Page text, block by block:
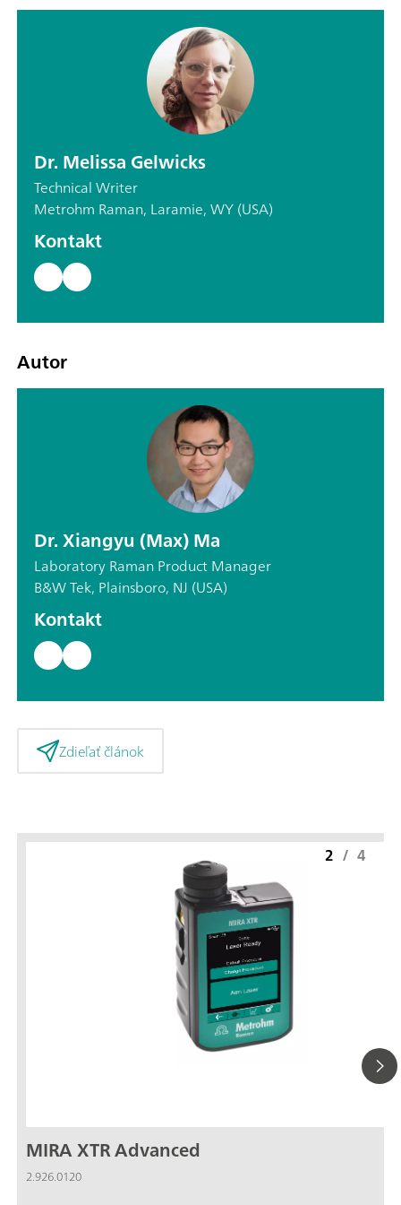
Dr. Melissa Gelwicks
Technical Writer
Metrohm Raman, Laramie, WY (USA)
Kontakt
Autor
Dr. Xiangyu (Max) Ma
Laboratory Raman Product Manager
B&W Tek, Plainsboro, NJ (USA)
Kontakt
Zdieľať článok
MIRA XTR Advanced
2.926.0120
2 / 4